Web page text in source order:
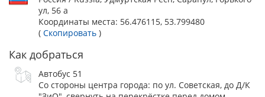
В случае непредставления владельцами собак указанных
документов, а также предоставления документов с
нарушением установленных сроков регистрация собак для
Целевой взнос
Для правильного внесения в Каталог выставки сведений о
собаке при заполнении квитанции или платёжного
ул, 56 а
Координаты места: 56.476115, 53.799480
( Скопировать )
Как добраться
Автобус 51
Со стороны центра города: по ул. Советская, до Д/К